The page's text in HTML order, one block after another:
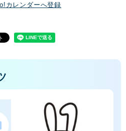
カレンダーへ登録